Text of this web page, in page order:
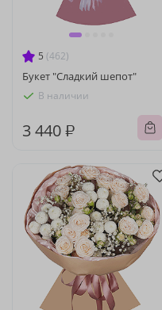
5 (462)
Букет "Сладкий шепот"
В наличии
3 440 ₽